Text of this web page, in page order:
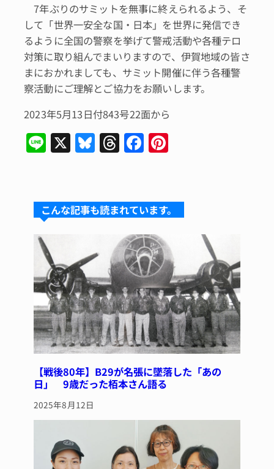
7年ぶりのサミットを無事に終えられるよう、そ
して「世界一安全な国・日本」を世界に発信でき
るように全国の警察を挙げて警戒活動や各種テロ
対策に取り組んでまいりますので、伊賀地域の皆さ
まにおかれましても、サミット開催に伴う各種警
察活動にご理解とご協力をお願いします。
2023年5月13日付843号22面から
Li
n
X Bl
u
s
k
T
hr
a
d
s
F
a
e
b
o
o
k
re
st
こんな記事も読まれています。
【戦後80年】B29が名張に墜落した「あの
日」 9歳だった栢本さん語る
2025年8月12日